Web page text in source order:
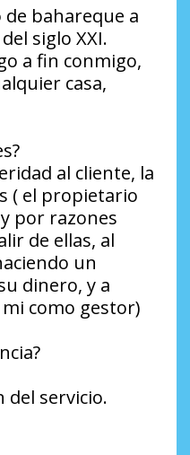
bahareque a
siglo XXI.
a fin conmigo,
casa,
al cliente, la
( el propietario
por razones
de ellas, al
un
dinero, y a
como gestor)
del servicio.